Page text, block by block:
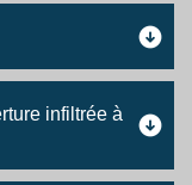
infiltrée à